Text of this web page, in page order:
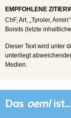
EMPFOHLENE
ChF, Art. „Tyroler,
Boisits (letzte
Dieser Text wird unter
unterliegt
Medien.
Das oeml